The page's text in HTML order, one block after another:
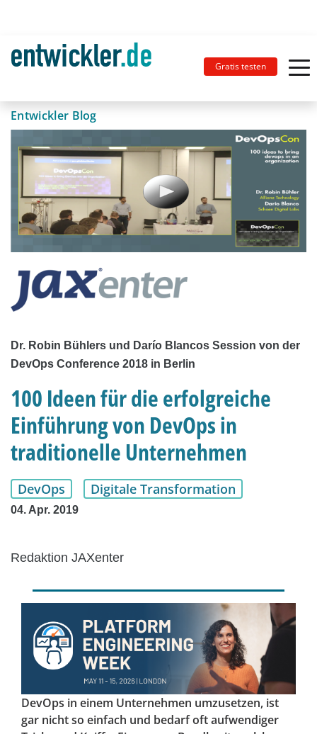
Gratis testen
Entwickler Blog
Dr. Robin Bühlers und Darío Blancos Session von der
DevOps Conference 2018 in Berlin
100 Ideen für die erfolgreiche
Einführung von DevOps in
traditionelle Unternehmen
DevOps Digitale Transformation
04. Apr. 2019
Redaktion JAXenter
DevOps in einem Unternehmen umzusetzen, ist
gar nicht so einfach und bedarf oft aufwendiger